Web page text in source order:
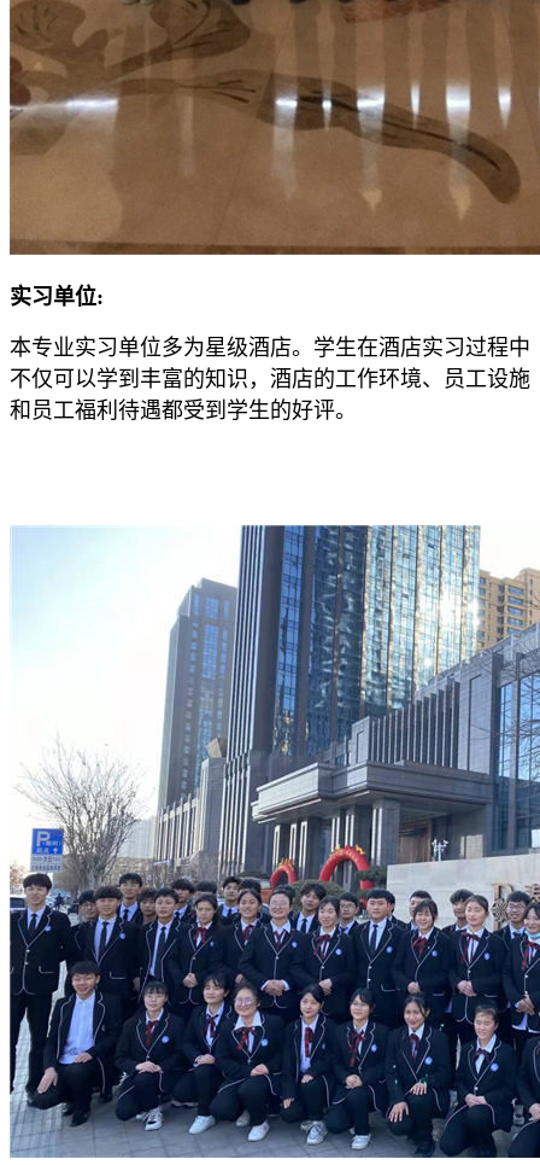
实习单位:
本专业实习单位多为星级酒店。学生在酒店实习过程中
不仅可以学到丰富的知识，酒店的工作环境、员工设施
和员工福利待遇都受到学生的好评。